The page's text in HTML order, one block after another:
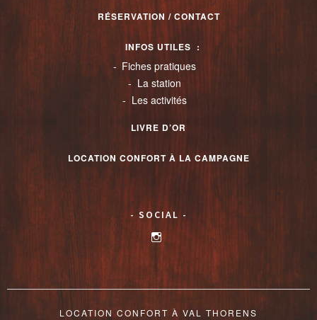
RÉSERVATION / CONTACT
INFOS UTILES
Fiches pratiques
La station
Les activités
LIVRE D’OR
LOCATION CONFORT À LA CAMPAGNE
SOCIAL
Voir
profil
de
valthorenslocationconfort
sur
LOCATION CONFORT À VAL THORENS